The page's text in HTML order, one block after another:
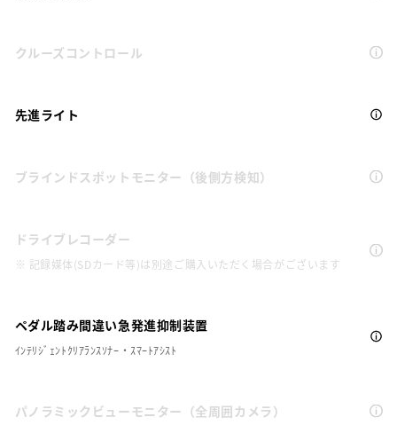
クルーズコントロール
先進ライト
ブラインドスポットモニター（後側方検知）
ドライブレコーダー
※ 記録媒体(SDカード等)は別途ご購入いただく場合がございます
ペダル踏み間違い急発進抑制装置
ｲﾝﾃﾘｼﾞｪﾝﾄｸﾘｱﾗﾝｽｿﾅｰ・ｽﾏｰﾄｱｼｽﾄ
パノラミックビューモニター（全周囲カメラ）